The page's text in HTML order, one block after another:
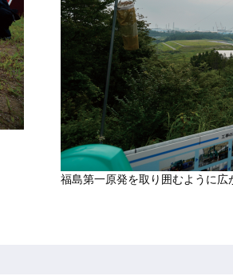
福島第一原発を取り囲むように広